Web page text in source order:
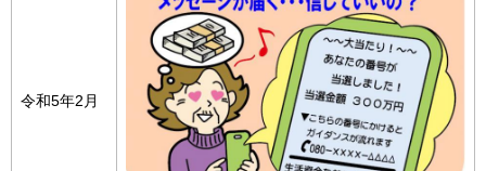
令和5年2月